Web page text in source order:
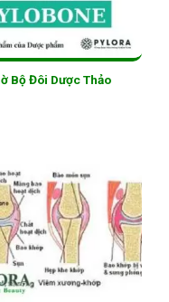
Bộ Đôi Dược Thảo